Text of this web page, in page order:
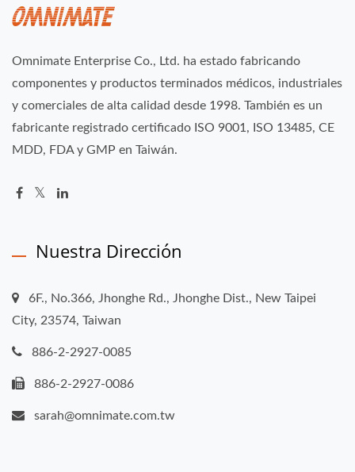
Omnimate Enterprise Co., Ltd. ha estado fabricando
componentes y productos terminados médicos, industriales
y comerciales de alta calidad desde 1998. También es un
fabricante registrado certificado ISO 9001, ISO 13485, CE
MDD, FDA y GMP en Taiwán.
Nuestra Dirección
6F., No.366, Jhonghe Rd., Jhonghe Dist., New Taipei
City, 23574, Taiwan
886-2-2927-0085
886-2-2927-0086
sarah@omnimate.com.tw